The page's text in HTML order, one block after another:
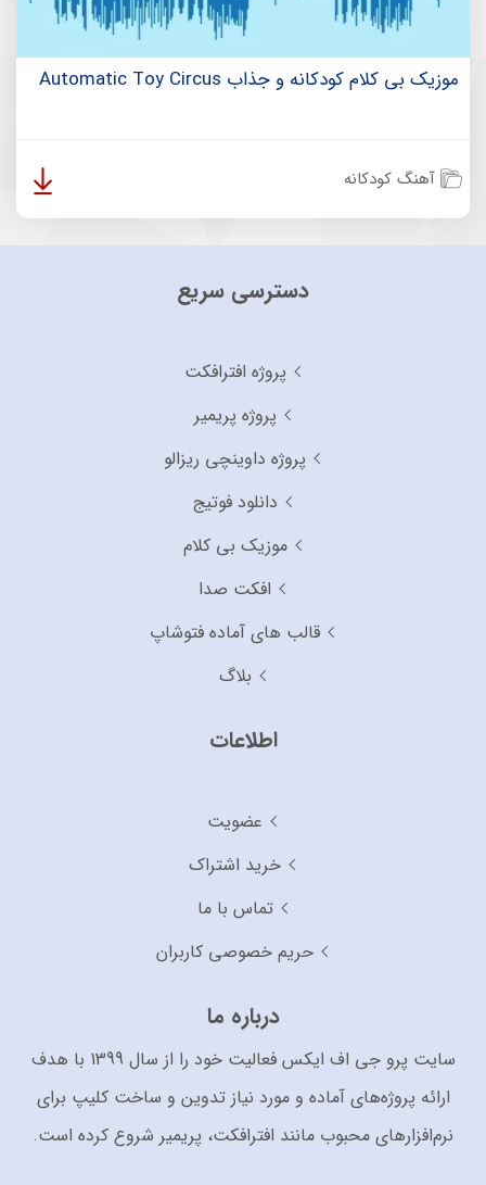
موزیک بی کلام کودکانه و جذاب Automatic Toy Circus
آهنگ کودکانه
دسترسی سریع
پروژه افترافکت
پروژه پریمیر
پروژه داوینچی ریزالو
دانلود فوتیج
موزیک بی کلام
افکت صدا
قالب های آماده فتوشاپ
بلاگ
اطلاعات
عضویت
خرید اشتراک
تماس با ما
حریم خصوصی کاربران
درباره ما
سایت پرو جی اف ایکس فعالیت خود را از سال 1399 با هدف
ارائه پروژه‌های آماده و مورد نیاز تدوین و ساخت کلیپ برای
نرم‌افزارهای محبوب مانند افترافکت، پریمیر شروع کرده است.